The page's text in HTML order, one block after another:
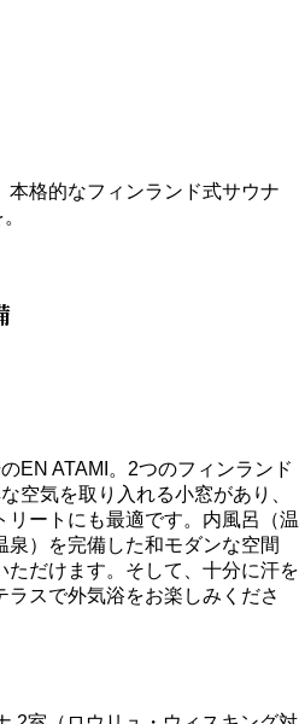
格的なフィンランド式サウナ
EN ATAMI。2つのフィンランド
空気を取り入れる小窓があり、
リートにも最適です。内風呂（温
）を完備した和モダンな空間
ただけます。そして、十分に汗を
スで外気浴をお楽しみくださ